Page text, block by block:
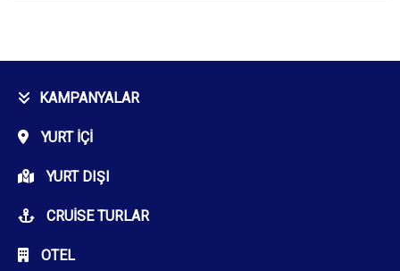
KAMPANYALAR
YURT İÇI
YURT DIŞI
CRUISE TURLAR
OTEL